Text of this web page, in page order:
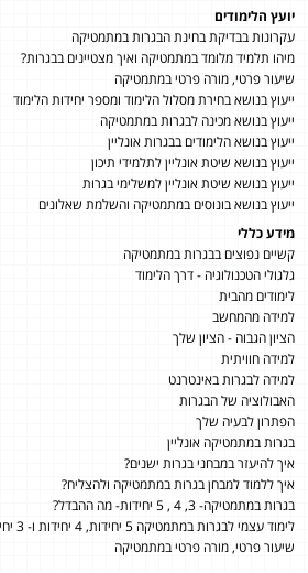
יועץ הלימודים
עקרונות בבדיקת בחינת הבגרות במתמטיקה
מיהו תלמיד מלומד במתמטיקה ואיך מצטיינים בבגרות?
שיעור פרטי, מורה פרטי במתמטיקה
ייעוץ בנושא בחירת מסלול הלימוד ומספר יחידות הלימוד
ייעוץ בנושא מכינה לבגרות במתמטיקה
ייעוץ בנושא הלימודים בבגרות אונליין
ייעוץ בנושא שיטת אונליין לתלמידי תיכון
ייעוץ בנושא שיטת אונליין למשלימי בגרות
ייעוץ בנושא בונוסים במתמטיקה והשלמת שאלונים
מידע כללי
קשיים נפוצים בבגרות במתמטיקה
גלגולי הטכנולוגיה - דרך הלימוד
לימודים מהבית
למידה מהמחשב
הציון הגבוה - הציון שלך
למידה חוויתית
למידה לבגרות באינטרנט
האבולוציה של הבגרות
הפתרון לבעיה שלך
בגרות במתמטיקה אונליין
איך להיעזר במבחני בגרות ישנים?
איך ללמוד למבחן בגרות במתמטיקה ולהצליח?
בגרות במתמטיקה- 3, 4 , 5 יחידות- מה ההבדל?
לימוד עצמי לבגרות במתמטיקה 5 יחידות, 4 יחידות ו- 3 יחידות לימוד
שיעור פרטי, מורה פרטי במתמטיקה